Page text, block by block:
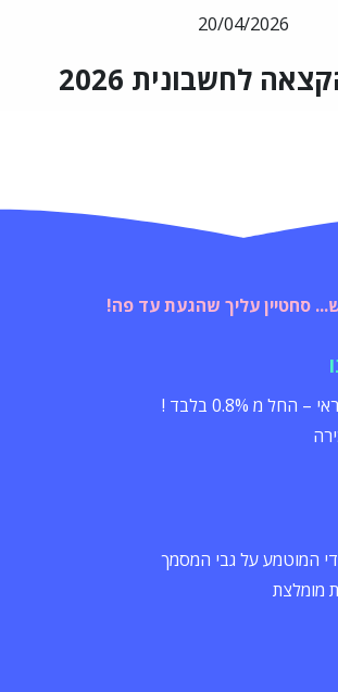
20/04/2026
לחשבונית 2026
סחטיין עליך שהגעת עד פה!
מ 0.8% בלבד !
המוטמע על גבי המסמך
מומלצת